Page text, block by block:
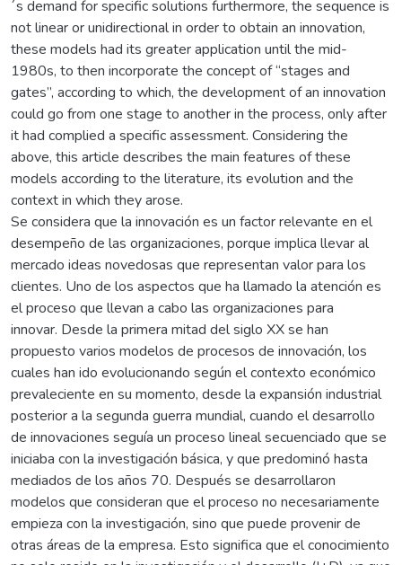
´s demand for specific solutions furthermore, the sequence is
not linear or unidirectional in order to obtain an innovation,
these models had its greater application until the mid-
1980s, to then incorporate the concept of “stages and
gates”, according to which, the development of an innovation
could go from one stage to another in the process, only after
it had complied a specific assessment. Considering the
above, this article describes the main features of these
models according to the literature, its evolution and the
context in which they arose.
Se considera que la innovación es un factor relevante en el
desempeño de las organizaciones, porque implica llevar al
mercado ideas novedosas que representan valor para los
clientes. Uno de los aspectos que ha llamado la atención es
el proceso que llevan a cabo las organizaciones para
innovar. Desde la primera mitad del siglo XX se han
propuesto varios modelos de procesos de innovación, los
cuales han ido evolucionando según el contexto económico
prevaleciente en su momento, desde la expansión industrial
posterior a la segunda guerra mundial, cuando el desarrollo
de innovaciones seguía un proceso lineal secuenciado que se
iniciaba con la investigación básica, y que predominó hasta
mediados de los años 70. Después se desarrollaron
modelos que consideran que el proceso no necesariamente
empieza con la investigación, sino que puede provenir de
otras áreas de la empresa. Esto significa que el conocimiento